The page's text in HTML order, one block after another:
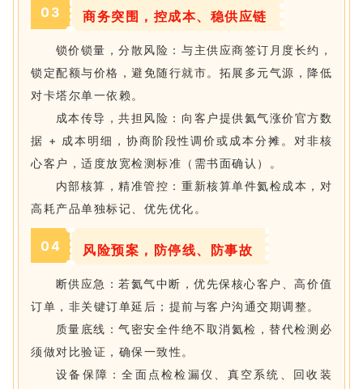
0 3 商务突围，控成本、稳供应链
锁价锁量，分散风险： 与主供应商签订月度长约，
锁定配额与价格，避免随行就市。 拓展多元气源，降低
对卡塔尔单一依赖。
成本传导，共担风险： 向客户提供氦气涨价官方数
据 + 成本明细，协商阶段性调价或成本分摊。 对非核
心客户，适度放宽检测标准（需书面确认）。
内部核算，精准管控： 重新核算单件氦检成本，对
高耗产品单独标记、优先优化。
04 风险预案，防停线、防事故
断供应急：若氦气中断，优先保核心客户、高价值
订单，非关键订单延后；提前与客户沟通交期调整。
质量底线：气密安全件绝不取消氦检，替代检测必
须做对比验证，确保一致性。
设备保障：全面点检检漏仪、真空系统、回收装